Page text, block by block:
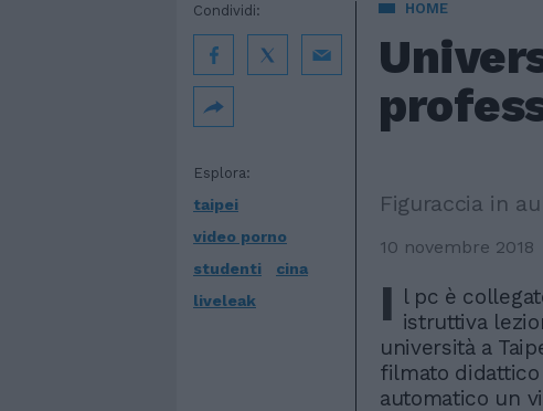
HOME
Esplora:
taipei
video porno
studenti
cina
liveleak
Condividi:
Figuraccia in
10 novembre 2018
I l pc è
istruttiva
università a
filmato
automatico un